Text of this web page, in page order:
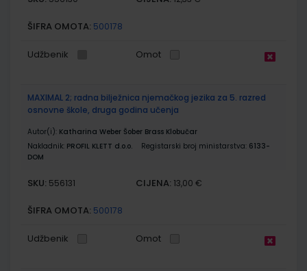
ŠIFRA OMOTA: 500178
Udžbenik Omot
MAXIMAL 2; radna bilježnica njemačkog jezika za 5. razred
osnovne škole, druga godina učenja
Autor(i): Katharina Weber Šober Brass Klobučar
Nakladnik: PROFIL KLETT d.o.o. Registarski broj ministarstva: 6133-
DOM
SKU: 556131 CIJENA: 13,00 €
ŠIFRA OMOTA: 500178
Udžbenik Omot